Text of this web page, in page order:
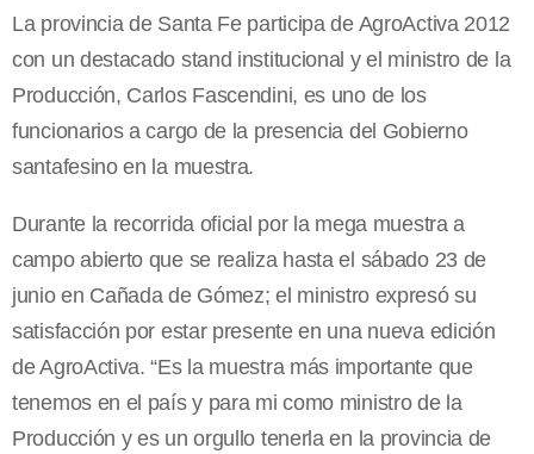
La provincia de Santa Fe participa de AgroActiva 2012
con un destacado stand institucional y el ministro de la
Producción, Carlos Fascendini, es uno de los
funcionarios a cargo de la presencia del Gobierno
santafesino en la muestra.
Durante la recorrida oficial por la mega muestra a
campo abierto que se realiza hasta el sábado 23 de
junio en Cañada de Gómez; el ministro expresó su
satisfacción por estar presente en una nueva edición
de AgroActiva. “Es la muestra más importante que
tenemos en el país y para mi como ministro de la
Producción y es un orgullo tenerla en la provincia de